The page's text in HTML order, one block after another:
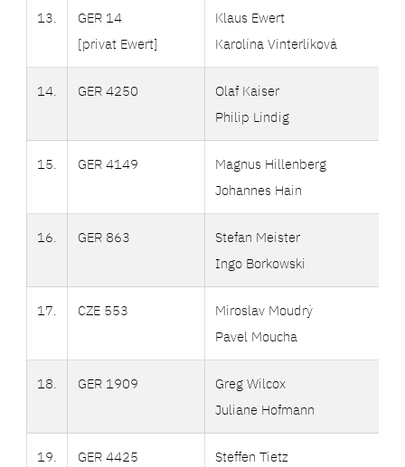
13.
GER 14
[privat Ewert]
Klaus Ewert
Karolína Vinterlíková
14. GER 4250
Olaf Kaiser
Philip Lindig
15. GER 4149
Magnus Hillenberg
Johannes Hain
16. GER 863
Stefan Meister
Ingo Borkowski
17. CZE 553
Miroslav Moudrý
Pavel Moucha
18. GER 1909
Greg Wilcox
Juliane Hofmann
19.
GER 4425
Steffen Tietz